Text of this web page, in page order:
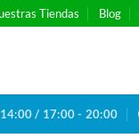
Tiendas Blog
/ 17:00 - 20:00